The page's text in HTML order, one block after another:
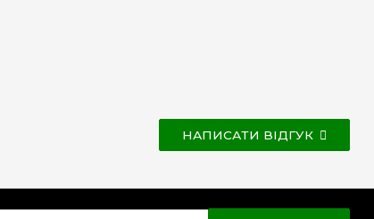
НАПИСАТИ ВІДГУК